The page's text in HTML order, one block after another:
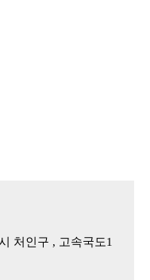
처인구 , 고속국도1